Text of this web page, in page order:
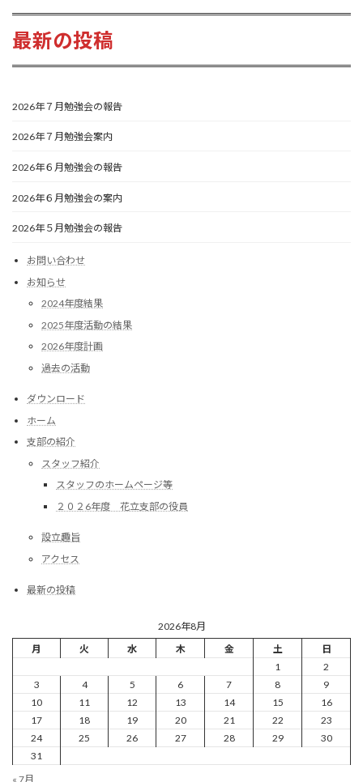
最新の投稿
2026年７月勉強会の報告
2026年７月勉強会案内
2026年６月勉強会の報告
2026年６月勉強会の案内
2026年５月勉強会の報告
お問い合わせ
お知らせ
2024年度結果
2025年度活動の結果
2026年度計画
過去の活動
ダウンロード
ホーム
支部の紹介
スタッフ紹介
スタッフのホームページ等
２０２6年度 花立支部の役員
設立趣旨
アクセス
最新の投稿
2026年8月
月
火 水 木 金 土
日
1
2
3
4 5 6 7 8
9
10
11 12 13 14 15
16
17
18 19 20 21 22
23
24
25 26 27 28 29
30
31
« 7月